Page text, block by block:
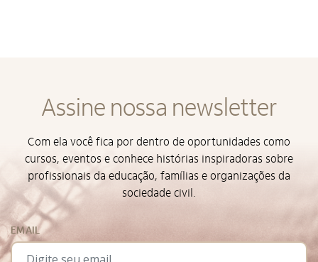
Assine nossa newsletter
Com ela você fica por dentro de oportunidades como
cursos, eventos e conhece histórias inspiradoras sobre
profissionais da educação, famílias e organizações da
sociedade civil.
EMAIL